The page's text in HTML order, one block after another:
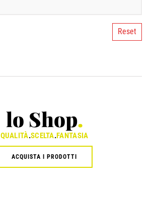
Reset
lo Shop.
QUALITÀ.SCELTA.FANTASIA
ACQUISTA I PRODOTTI